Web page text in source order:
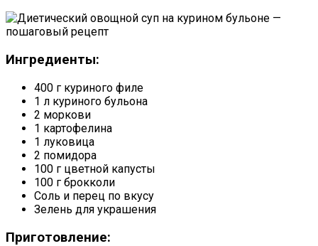
Ингредиенты:
400 г куриного филе
1 л куриного бульона
2 моркови
1 картофелина
1 луковица
2 помидора
100 г цветной капусты
100 г брокколи
Соль и перец по вкусу
Зелень для украшения
Приготовление: